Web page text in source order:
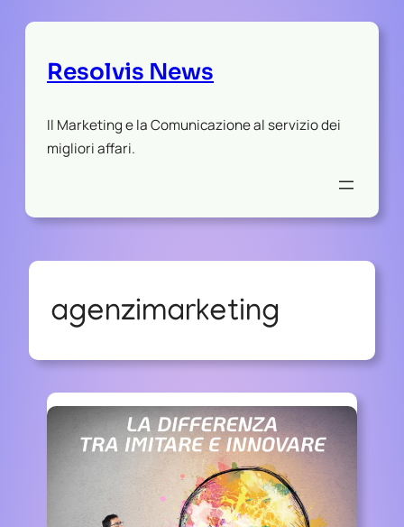
Resolvis News
Il Marketing e la Comunicazione al servizio dei
migliori affari.
agenzimarketing